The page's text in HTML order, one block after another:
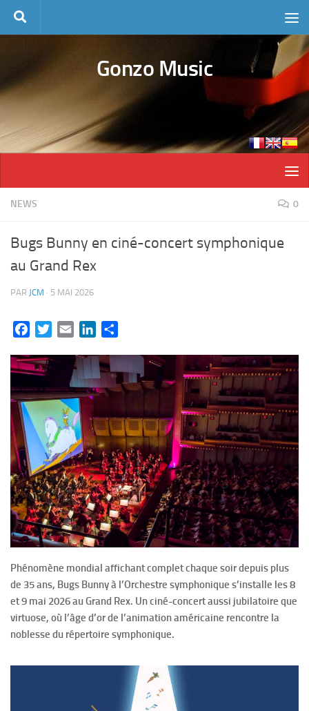
Skip to content
Gonzo Music
NEWS 0
Bugs Bunny en ciné-concert symphonique
au Grand Rex
PAR JCM · 5 MAI 2026
FacebookTwitterEmail LinkedIn
Phénomène mondial affichant complet chaque soir depuis plus
de 35 ans, Bugs Bunny à l’Orchestre symphonique s’installe les 8
et 9 mai 2026 au Grand Rex. Un ciné-concert aussi jubilatoire que
virtuose, où l’âge d’or de l’animation américaine rencontre la
noblesse du répertoire symphonique.